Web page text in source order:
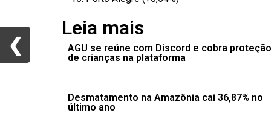
Leia mais
AGU se reúne com Discord e cobra proteção
de crianças na plataforma
Desmatamento na Amazônia cai 36,87% no
último ano
❮
❮